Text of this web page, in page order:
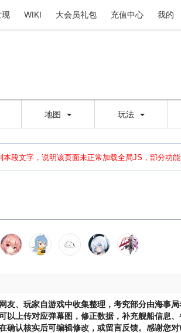
现 WIKI 大会员礼包 充值中心 我的
地图 玩法
本段文字，说明该页面未正常加载全局JS，部分功
建出错，请点击刷新或页面右上WIKI功能中的刷新
友、玩家自游戏中收集整理，考究部分由海事
以上传对应弹幕图，修正数据，补充舰船信息
认核实后可编辑修改，或留言反馈。感谢您对